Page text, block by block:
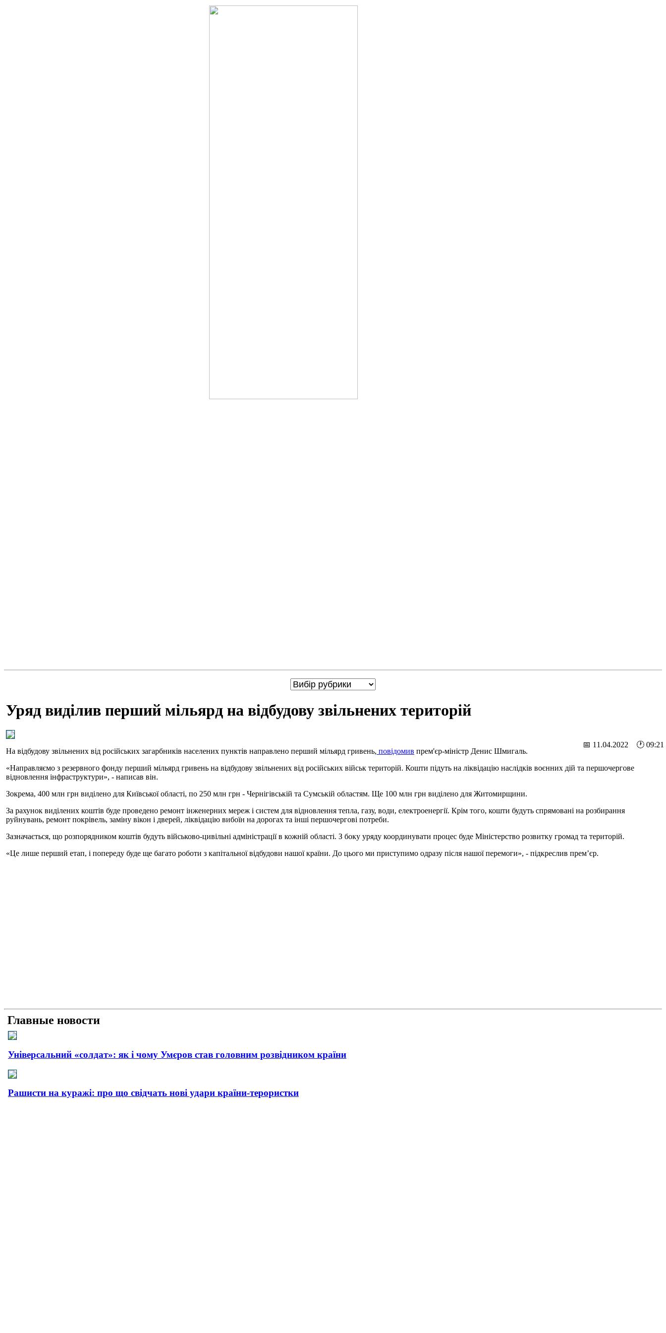
Уряд виділив перший мільярд на відбудову звільнених територій
📅 11.04.2022 🕐 09:21
На відбудову звільнених від російських загарбників населених пунктів направлено перший мільярд гривень, повідомив прем'єр-міністр Денис Шмигаль.
«Направляємо з резервного фонду перший мільярд гривень на відбудову звільнених від російських військ територій. Кошти підуть на ліквідацію наслідків воєнних дій та першочергове
відновлення інфраструктури», - написав він.
Зокрема, 400 млн грн виділено для Київської області, по 250 млн грн - Чернігівській та Сумській областям. Ще 100 млн грн виділено для Житомирщини.
За рахунок виділених коштів буде проведено ремонт інженерних мереж і систем для відновлення тепла, газу, води, електроенергії. Крім того, кошти будуть спрямовані на розбирання
руйнувань, ремонт покрівель, заміну вікон і дверей, ліквідацію вибоїн на дорогах та інші першочергові потреби.
Зазначається, що розпорядником коштів будуть військово-цивільні адміністрації в кожній області. З боку уряду координувати процес буде Міністерство розвитку громад та територій.
«Це лише перший етап, і попереду буде ще багато роботи з капітальної відбудови нашої країни. До цього ми приступимо одразу після нашої перемоги», - підкреслив прем’єр.
Главные новости
Універсальний «солдат»: як і чому Умєров став головним розвідником країни
Рашисти на куражі: про що свідчать нові удари країни-терористки